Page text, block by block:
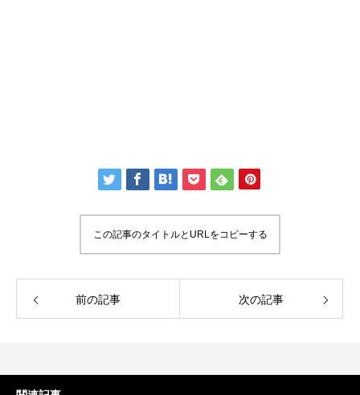
この記事のタイトルとURLをコピーする
前の記事 次の記事